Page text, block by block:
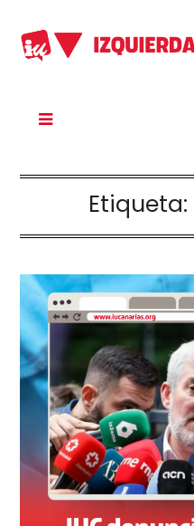
Etiqueta: